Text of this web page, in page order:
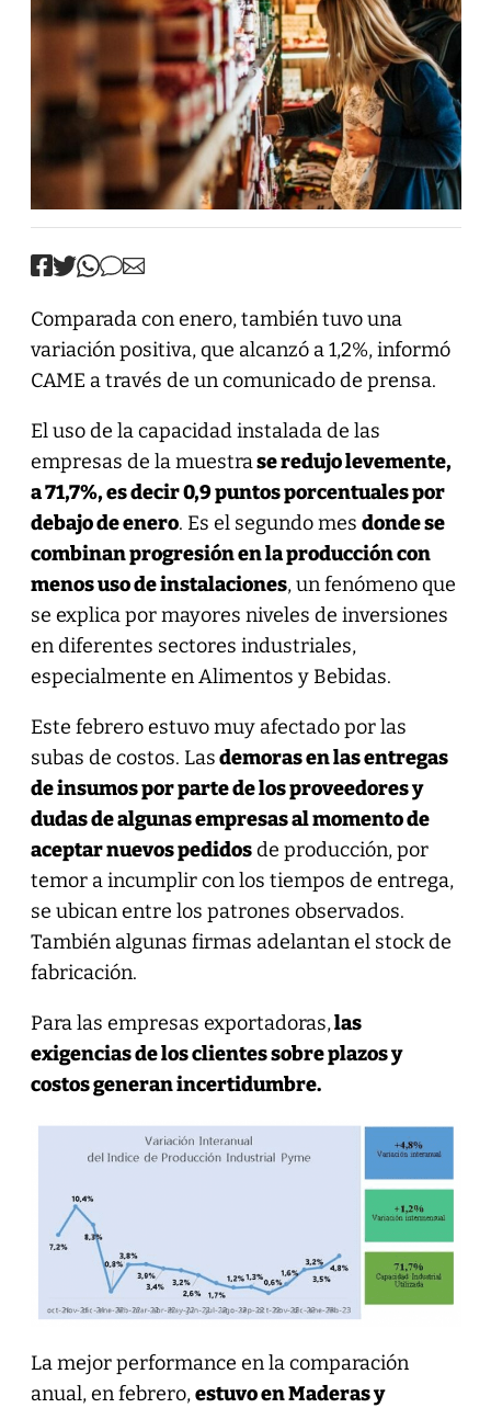
Comparada con enero, también tuvo una
variación positiva, que alcanzó a 1,2%, informó
CAME a través de un comunicado de prensa.
El uso de la capacidad instalada de las
empresas de la muestrase redujo levemente,
a 71,7%, es decir 0,9 puntos porcentuales por
debajo de enero. Es el segundo mes donde se
combinan progresión en la producción con
menos uso de instalaciones, un fenómeno que
se explica por mayores niveles de inversiones
en diferentes sectores industriales,
especialmente en Alimentos y Bebidas.
Este febrero estuvo muy afectado por las
subas de costos. Lasdemoras en las entregas
de insumos por parte de los proveedores y
dudas de algunas empresas al momento de
aceptar nuevos pedidosde producción, por
temor a incumplir con los tiempos de entrega,
se ubican entre los patrones observados.
También algunas firmas adelantan el stock de
fabricación.
Para las empresas exportadoras,las
exigencias de los clientes sobre plazos y
costos generan incertidumbre.
La mejor performance en la comparación
anual, en febrero,estuvo en Maderas y